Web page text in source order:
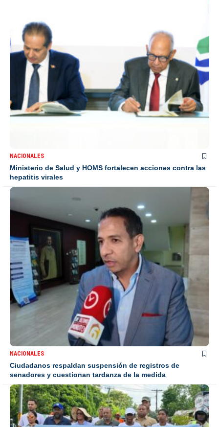
NACIONALES
Ministerio de Salud y HOMS fortalecen acciones contra las
hepatitis virales
NACIONALES
Ciudadanos respaldan suspensión de registros de
senadores y cuestionan tardanza de la medida